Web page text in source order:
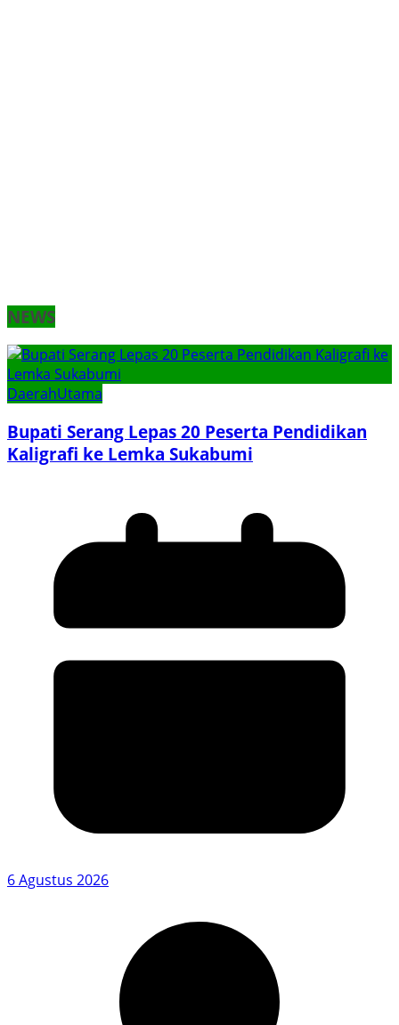
NEWS
DaerahUtama
Bupati Serang Lepas 20 Peserta Pendidikan
Kaligrafi ke Lemka Sukabumi
6 Agustus 2026